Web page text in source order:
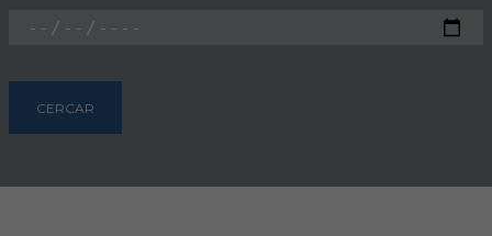
IDENTIFICACIÓ ANIMAL
CERCAR